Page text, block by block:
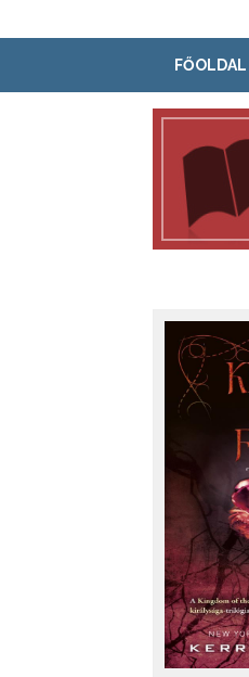
FŐOLDAL